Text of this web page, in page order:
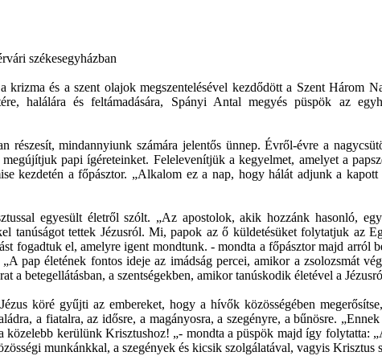
székesegyházban
és a szent olajok megszentelésével kezdődött a Szent Három
halálára és feltámadására, Spányi Antal megyés püspök az
mindannyiunk számára jelentős ünnep. Évről-évre a
papi ígéreteinket. Felelevenítjük a kegyelmet, amelyet a
kezdetén a főpásztor. „Alkalom ez a nap, hogy hálát adjunk a
egyesült életről szólt. „Az apostolok, akik hozzánk hasonló,
tanúságot tettek Jézusról. Mi, papok az ő küldetésüket folytatjuk az
fogadtuk el, amelyre igent mondtunk. - mondta a főpásztor majd arról
pap életének fontos ideje az imádság percei, amikor a zsolozsmát
betegellátásban, a szentségekben, amikor tanúskodik életével a
köré gyűjti az embereket, hogy a hívők közösségében
a fiatalra, az idősre, a magányosra, a szegényre, a bűnösre.
kerülünk Krisztushoz! „- mondta a püspök majd így folytatta:
munkánkkal, a szegények és kicsik szolgálatával, vagyis Krisztus